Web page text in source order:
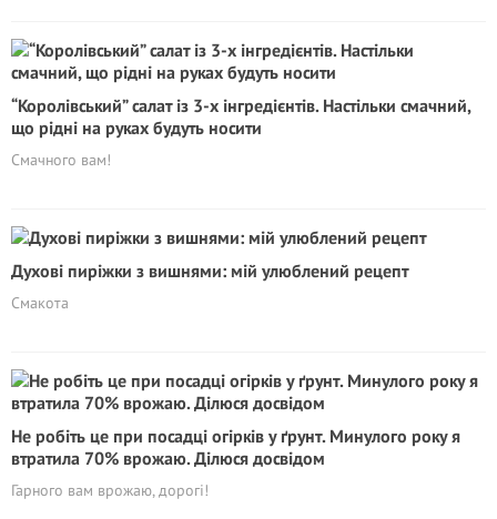
“Королівський” салат із 3-х інгредієнтів. Настільки смачний,
що рідні на руках будуть носити
Смачного вам!
Духові пиріжки з вишнями: мій улюблений рецепт
Смакота
Не робіть це при посадці огірків у ґрунт. Минулого року я
втратила 70% врожаю. Ділюся досвідом
Гарного вам врожаю, дорогі!